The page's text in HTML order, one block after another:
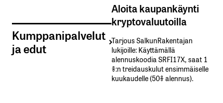
Kumppanipalvelut
ja edut
Aloita kaupankäynti
kryptovaluutoilla
Tarjous SalkunRakentajan
lukijoille: Käyttämällä​ ​
alennuskoodia​ ​SRFI17X,​ ​saat​ ​1
%:n treidauskulut​ ​ensimmäiselle​ ​
kuukaudelle​ ​(50%​ ​alennus).